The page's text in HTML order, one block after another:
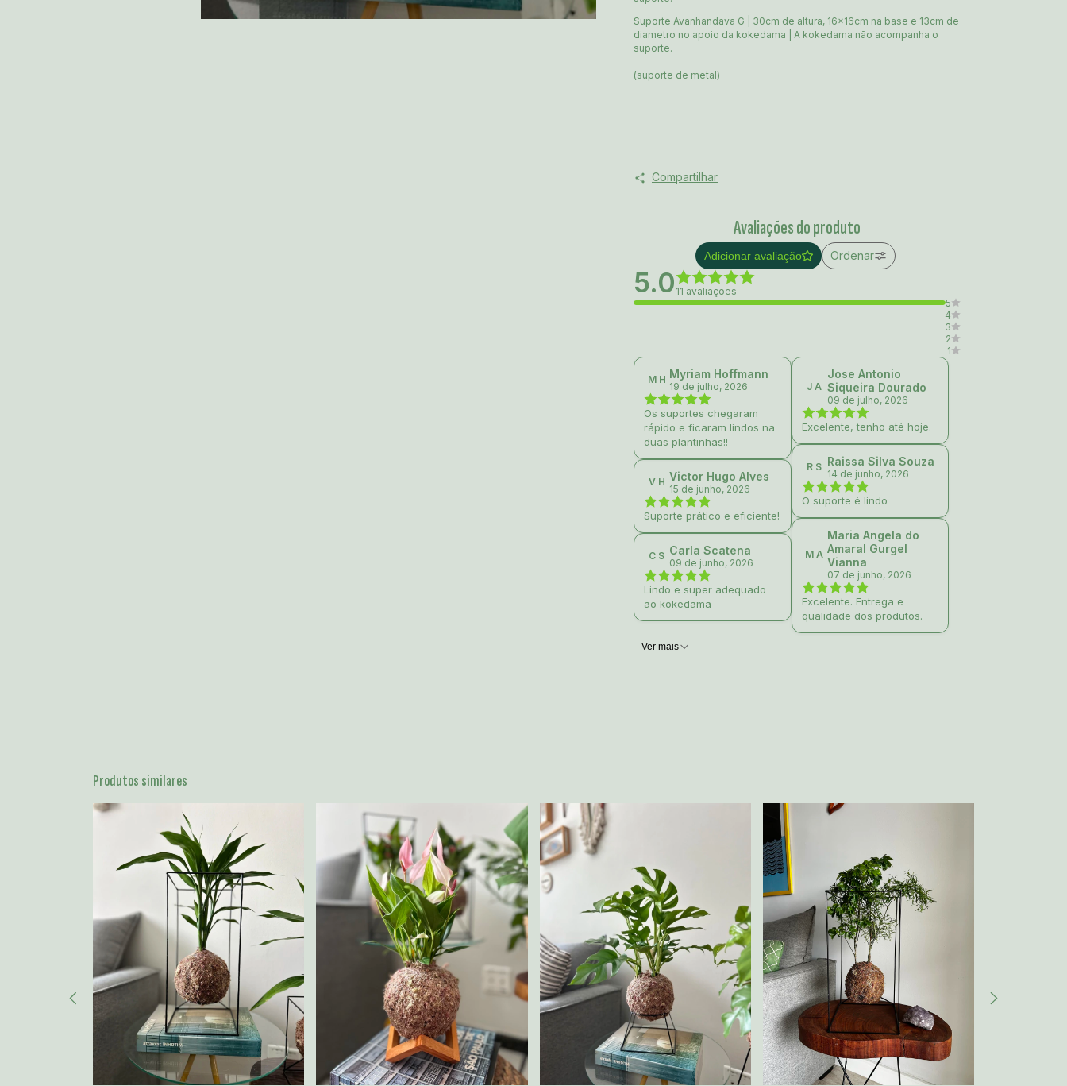
Suporte Avanhandava G | 30cm de altura, 16x16cm na base e 13cm de
diametro no apoio da kokedama | A kokedama não acompanha o
suporte.
(suporte de metal)
Compartilhar
Avaliações do produto
Adicionar avaliação Ordenar
5.0 11 avaliações
5
4
3
2
1
M H Myriam Hoffmann
19 de julho, 2026
Os suportes chegaram
rápido e ficaram lindos na
duas plantinhas!!
V H Victor Hugo Alves
15 de junho, 2026
Suporte prático e eficiente!
C S Carla Scatena
09 de junho, 2026
Lindo e super adequado
ao kokedama
J A
Jose Antonio
Siqueira Dourado
09 de julho, 2026
Excelente, tenho até hoje.
R S Raissa Silva Souza
14 de junho, 2026
O suporte é lindo
M A
Maria Angela do
Amaral Gurgel
Vianna
07 de junho, 2026
Excelente. Entrega e
qualidade dos produtos.
Ver mais
Produtos similares